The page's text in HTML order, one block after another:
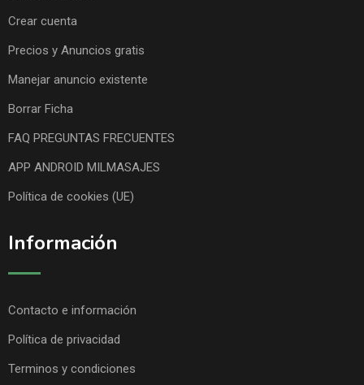
Crear cuenta
Precios y Anuncios gratis
Manejar anuncio existente
Borrar Ficha
FAQ PREGUNTAS FRECUENTES
APP ANDROID MILMASAJES
Política de cookies (UE)
Información
Contacto e información
Política de privacidad
Terminos y condiciones